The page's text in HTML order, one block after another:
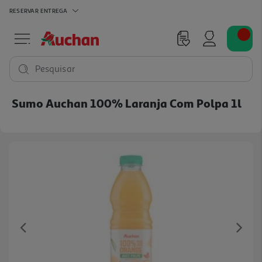
RESERVAR ENTREGA
Pesquisar
Sumo Auchan 100% Laranja Com Polpa 1l
Previous